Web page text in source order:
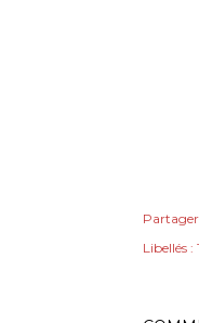
Partager
Libellés :